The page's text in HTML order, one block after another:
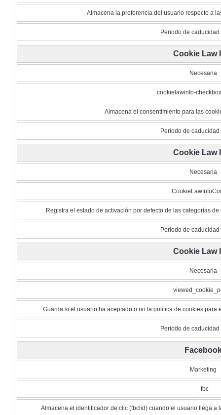
Almacena la preferencia del usuario respecto a
Periodo de caducidad
Cookie Law
Necesaria
cookielawinfo-
Almacena el consentimiento para las
Periodo de caducidad
Cookie Law
Necesaria
Registra el estado de activación por defecto de las categorías
Periodo de caducidad
Cookie Law
Necesaria
Guarda si el usuario ha aceptado o no la política de cookies para
Periodo de caducidad
Marketing
_fbc
Almacena el identificador de clic (fbclid) cuando el usuario llega a